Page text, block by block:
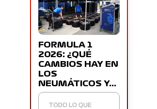
FORMULA 1
2026: ¿QUÉ
CAMBIOS HAY EN
LOS
NEUMÁTICOS Y…
TODO LO QUE